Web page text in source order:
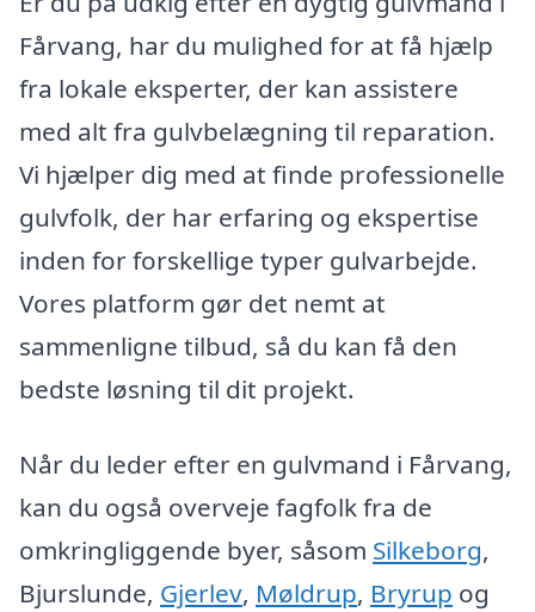
Fårvang, har du mulighed for at få hjælp
fra lokale eksperter, der kan assistere
med alt fra gulvbelægning til reparation.
Vi hjælper dig med at finde professionelle
gulvfolk, der har erfaring og ekspertise
inden for forskellige typer gulvarbejde.
Vores platform gør det nemt at
sammenligne tilbud, så du kan få den
bedste løsning til dit projekt.
Når du leder efter en gulvmand i Fårvang,
kan du også overveje fagfolk fra de
omkringliggende byer, såsom Silkeborg,
Bjurslunde, Gjerlev, Møldrup, Bryrup og